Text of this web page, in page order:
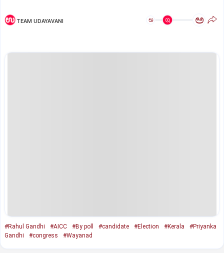
TEAM UDAYAVANI ಅ ಅ
#Rahul Gandhi #AICC #By poll #candidate #Election #Kerala
#Priyanka
Gandhi
#congress #Wayanad